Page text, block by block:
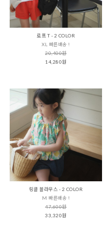
로프 T - 2 COLOR
XL 빠른배송 !
20,400원
14,280원
링클 블라우스 - 2 COLOR
M 빠른배송 !
47,600원
33,320원